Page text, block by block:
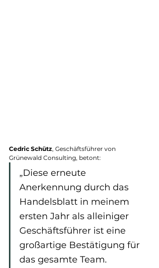
Cedric Schütz, Geschäftsführer von
Grünewald Consulting, betont:
„Diese erneute
Anerkennung durch das
Handelsblatt in meinem
ersten Jahr als alleiniger
Geschäftsführer ist eine
großartige Bestätigung für
das gesamte Team.